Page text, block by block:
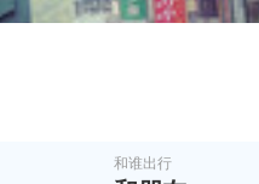
和谁出行